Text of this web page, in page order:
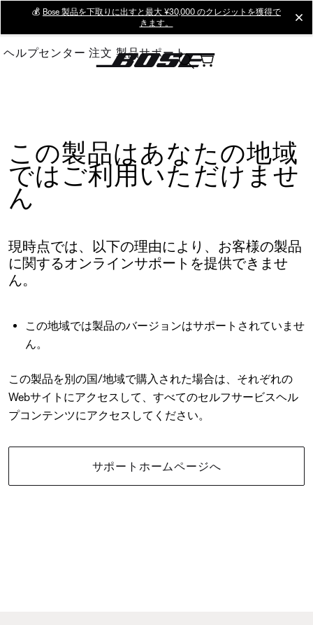
Main
💰 Bose 製品を下取りに出すと最大 ¥30,000 のクレジットを獲得で
きます。
ヘルプセンター 注文 製品サポート
この製品はあなたの地域
ではご利用いただけませ
ん
現時点では、以下の理由により、お客様の製品
に関するオンラインサポートを提供できませ
ん。
この地域では製品のバージョンはサポートされていませ
ん。
この製品を別の国/地域で購入された場合は、それぞれの
Webサイトにアクセスして、すべてのセルフサービスヘル
プコンテンツにアクセスしてください。
サポートホームページへ